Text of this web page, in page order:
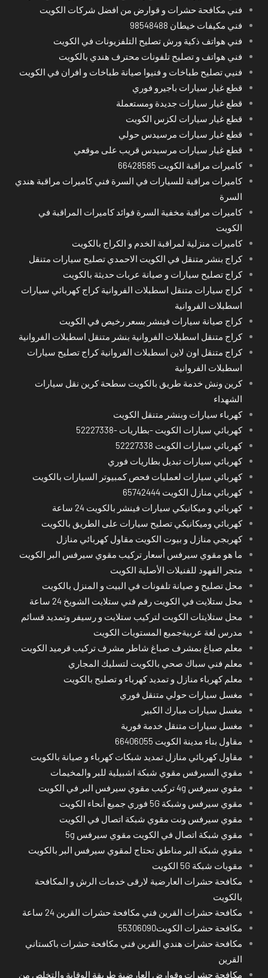
فني مكافحة حشرات و قوارض من افضل شركات الكويت
فني مكيفات خيطان 98548488
فني هواتف ذكية ورش تصليح التلفزيونات في الكويت
فني هواتف و تصليح تلفونات محترف هندي بالكويت
فنيي تصليح طباخات و فنيوا صيانة طباخات و افران في الكويت
قطع غيار سيارات باجيرو فوري
قطع غيار سيارات جديدة ومستعملة
قطع غيار سيارات لكزس الكويت
قطع غيار سيارات مرسيدس حولي
قطع غيار سيارات مرسيدس قريب على موقعي
كاميرات مراقبة الكويت 66428585
كاميرات مراقبة للسيارات في السرة فني كاميرات مراقبة هندي
السرة
كاميرات مراقبة مخفية السرة فوائد كاميرات المراقبة في
الكويت
كاميرات منزلية لمراقبة الخدم و الكراج بالكويت
كراج بنشر متنقل في الكويت الاحمدي تصليح سيارات متنقل
كراج تصليح سيارات و صيانة عربات حديثة بالكويت
كراج سيارات متنقل اسطبلات الفروانية كراج كهربائي سيارات
اسطبلات الفروانية
كراج صيانة سيارات فينشر بسعر رخيص في الكويت
كراج متنقل اسطبلات الفروانية بنشر متنقل اسطبلات الفروانية
كراج متنقل اون لاين اسطبلات الفروانية كراج تصليح سيارات
اسطبلات الفروانية
كرين ونش خدمة طريق بالكويت سطحة كرين نقل سيارات
الشهداء
كهرباء سيارات وبنشر متنقل الكويت
كهربائي سيارات الكويت -بطاريات -52227338
كهربائي سيارات الكويت 52227338
كهربائي سيارات تبديل بطاريات فوري
كهربائي سيارات لعمليات فحص كمبيوتر السيارات بالكويت
كهربائي منازل الكويت 65742444
كهربائي و ميكانيكي سيارات فينشر بالكويت 24 ساعة
كهربائي وميكانيكي تصليح سيارات على الطريق بالكويت
كهربجي منازل و بيوت الكويت مقاول كهربائي منازل
ما هو مقوي سيرفس أسعار تركيب مقوي سيرفس البر الكويت
متجر الفهود للفنيلات الأصلية الكويت
محل تصليح و صيانة تلفونات في البيت و المنزل بالكويت
محل ستلايت في الكويت رقم فني ستلايت الشويخ 24 ساعة
محل ستلايتات الكويت لتركيب ستلايت و رسيفر وتمديد قسائم
مدرس لغة عربيةجميع المستويات الكويت
معلم صباغ بمشرف صباغ شاطر مشرف تركيب قرميد الكويت
معلم فني سباك صحي بالكويت لتسليك المجاري
معلم كهرباء منازل و تمديد كهرباء و تصليح بالكويت
مغسل سيارات حولي متنقل فوري
مغسل سيارات مبارك الكبير
مغسل سيارات متنقل خدمة فورية
مقاول بناء مدينة الكويت 66406055
مقاول كهربائي منازل تمديد شبكات كهرباء و صيانة بالكويت
مقوي السيرفس مقوي شبكة اشبيلية للبر والمخيمات
مقوي سيرفس 4g تركيب مقوي سيرفس البر في الكويت
مقوي سيرفس وشبكة 5G فوري جميع أنحاء الكويت
مقوي سيرفس ونت مقوي شبكة اتصال في الكويت
مقوي شبكة اتصال في الكويت مقوي سيرفس 5g
مقوي شبكة البر مناطق تحتاج لمقوي سيرفس البر بالكويت
مقويات شبكة 5G الكويت
مكافحة حشرات العارضية لارقى خدمات الرش و المكافحة
بالكويت
مكافحة حشرات القرين فني مكافحة حشرات القرين 24 ساعة
مكافحة حشرات الكويت55306090
مكافحة حشرات هندي القرين فني مكافحة حشرات باكستاني
القرين
مكافحة حشرات وقوارض العارضية طريقة الوقاية والتخلص من